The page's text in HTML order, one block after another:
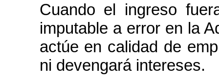
Cuando el ingreso
imputable a error en la
actúe en calidad de
ni devengará intereses.